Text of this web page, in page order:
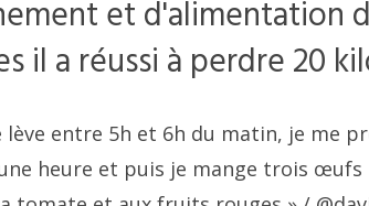
et d'alimentation
il a réussi à perdre 20
lève entre 5h et 6h du matin, je me
heure et puis je mange trois œufs